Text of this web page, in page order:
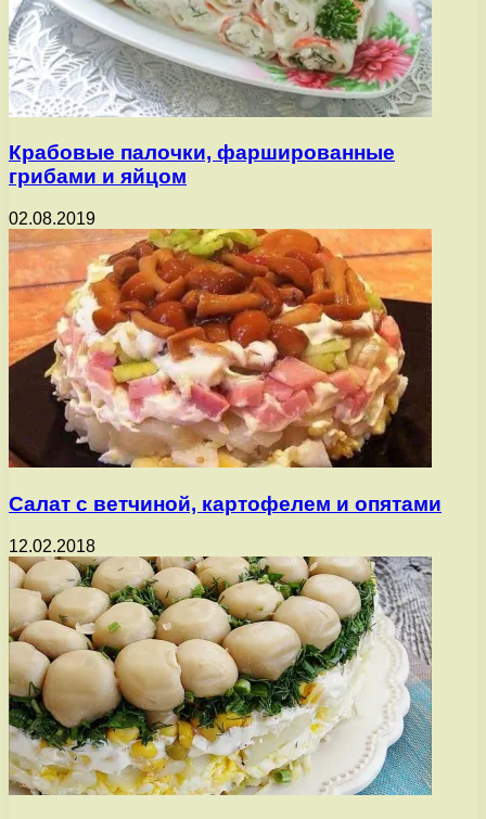
Крабовые палочки, фаршированные
грибами и яйцом
02.08.2019
Салат с ветчиной, картофелем и опятами
12.02.2018